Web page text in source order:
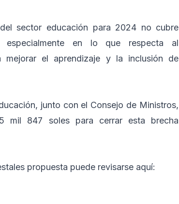
sector educación para 2024 no cubre
especialmente en lo que respecta al
mejorar el aprendizaje y la inclusión de
junto con el Consejo de Ministros,
mil 847 soles para cerrar esta brecha
propuesta puede revisarse aquí: